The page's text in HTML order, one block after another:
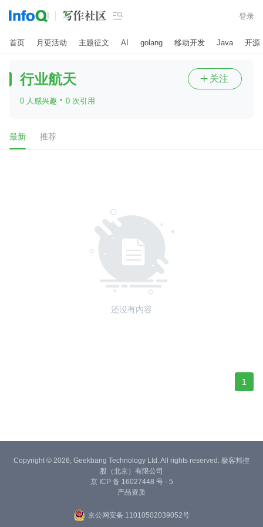
 登录
首页 月更活动 主题征文 AI golang 移动开发 Java 开源
行业航天
0 人感兴趣 · 0 次引用
 关注
最新 推荐
还没有内容
1
Copyright © 2026, Geekbang Technology Ltd. All rights reserved. 极客邦控
股（北京）有限公司
京 ICP 备 16027448 号 - 5
产品资质
京公网安备 11010502039052号